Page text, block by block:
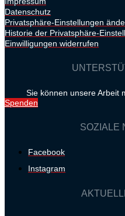
Datenschutz
Privatsphäre-Einstellungen
Historie der Privatsphäre-
Einwilligungen widerrufen
Sie können unsere Arbeit
Spenden
SOZIALE
Facebook
Instagram